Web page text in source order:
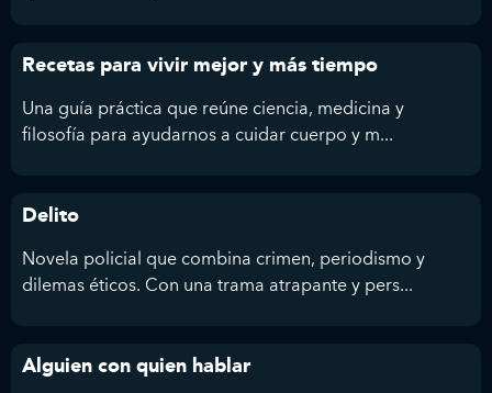
Recetas para vivir mejor y más tiempo
Una guía práctica que reúne ciencia, medicina y
filosofía para ayudarnos a cuidar cuerpo y m...
Delito
Novela policial que combina crimen, periodismo y
dilemas éticos. Con una trama atrapante y pers...
Alguien con quien hablar